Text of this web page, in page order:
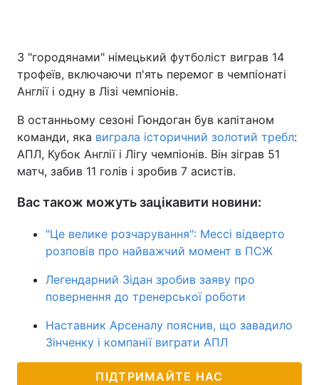
З "городянами" німецький футболіст виграв 14
трофеїв, включаючи п'ять перемог в чемпіонаті
Англії і одну в Лізі чемпіонів.
В останньому сезоні Гюндоган був капітаном
команди, яка виграла історичний золотий требл:
АПЛ, Кубок Англії і Лігу чемпіонів. Він зіграв 51
матч, забив 11 голів і зробив 7 асистів.
Вас також можуть зацікавити новини:
"Це велике розчарування": Мессі відверто
розповів про найважчий момент в ПСЖ
Легендарний Зідан зробив заяву про
повернення до тренерської роботи
Наставник Арсеналу пояснив, що завадило
Зінченку і компанії виграти АПЛ
ПІДТРИМАЙТЕ НАС